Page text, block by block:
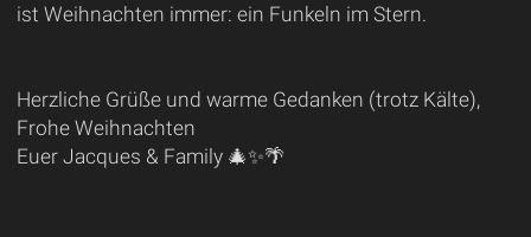
ist Weihnachten immer: ein Funkeln im Stern.
Herzliche Grüße und warme Gedanken (trotz Kälte),
Frohe Weihnachten
Euer Jacques & Family 🎄✨🌴